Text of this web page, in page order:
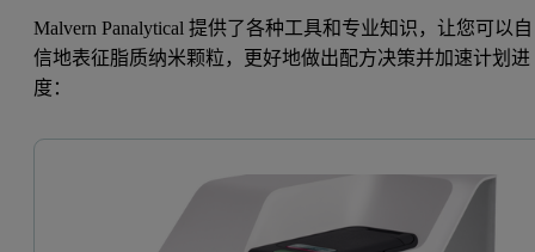
Malvern Panalytical 提供了各种工具和专业知识，让您可以自
信地表征脂质纳米颗粒，更好地做出配方决策并加速计划进
度：